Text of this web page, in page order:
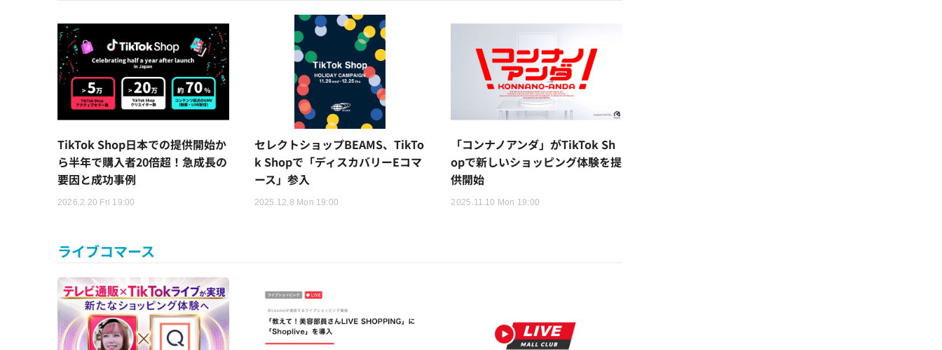
TikTok Shop日本での提供開始か
ら半年で購入者20倍超！急成長の
要因と成功事例
2026.2.20 Fri 19:00
セレクトショップBEAMS、TikTo
k Shopで「ディスカバリーEコマ
ース」参入
2025.12.8 Mon 19:00
「コンナノアンダ」がTikTok Sh
opで新しいショッピング体験を提
供開始
2025.11.10 Mon 19:00
ライブコマース